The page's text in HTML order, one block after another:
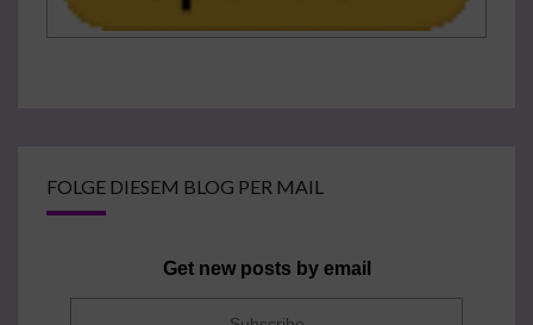
FOLGE DIESEM BLOG PER MAIL
Get new posts by email